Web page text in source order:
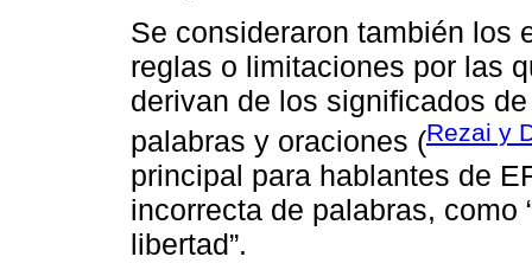
Se consideraron también los
reglas o limitaciones por las
derivan de los significados
palabras y oraciones (Rezai y
principal para hablantes de
incorrecta de palabras, como
libertad”.